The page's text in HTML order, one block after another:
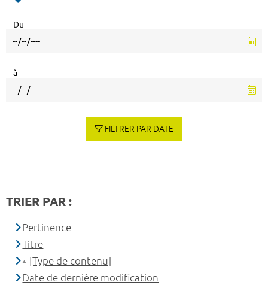
Du
à
FILTRER PAR DATE
TRIER PAR :
Pertinence
Titre
[Type de contenu]
Date de dernière modification